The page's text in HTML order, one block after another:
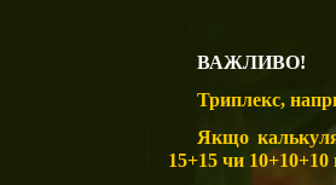
ВАЖЛИВО!
Триплекс,
Якщо
15+15 чи